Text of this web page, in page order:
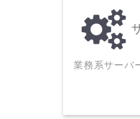
業務系サーバ